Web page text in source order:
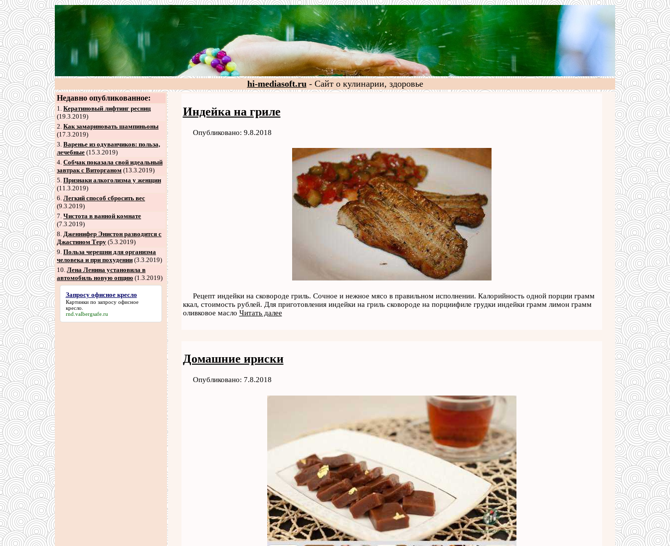
hi-mediasoft.ru- Сайт о кулинарии, здоровье
Недавно опубликованное:
1. Кератиновый лифтинг ресниц
(19.3.2019)
2. Как замариновать шампиньоны
(17.3.2019)
3. Варенье из одуванчиков: польза,
лечебные (15.3.2019)
4. Собчак показала свой идеальный
завтрак с Виторганом (13.3.2019)
5. Признаки алкоголизма у женщин
(11.3.2019)
6. Легкий способ сбросить вес
(9.3.2019)
7. Чистота в ванной комнате
(7.3.2019)
8. Дженнифер Энистон разводится с
Джастином Теру (5.3.2019)
9. Польза черешни для организма
человека и при похудении (3.3.2019)
10. Лена Ленина установила в
автомобиль новую опцию (1.3.2019)
Запросу офисное кресло
Картинки по запросу офисное
кресло
rnd.valbergsafe.ru
Индейка на гриле
Опубликовано: 9.8.2018
Рецепт индейки на сковороде гриль. Сочное и нежное мясо в правильном исполнении. Калорийность одной порции грамм
ккал, стоимость рублей. Для приготовления индейки на гриль сковороде на порциифиле грудки индейки грамм лимон грамм
оливковое масло Читать далее
Домашние ириски
Опубликовано: 7.8.2018